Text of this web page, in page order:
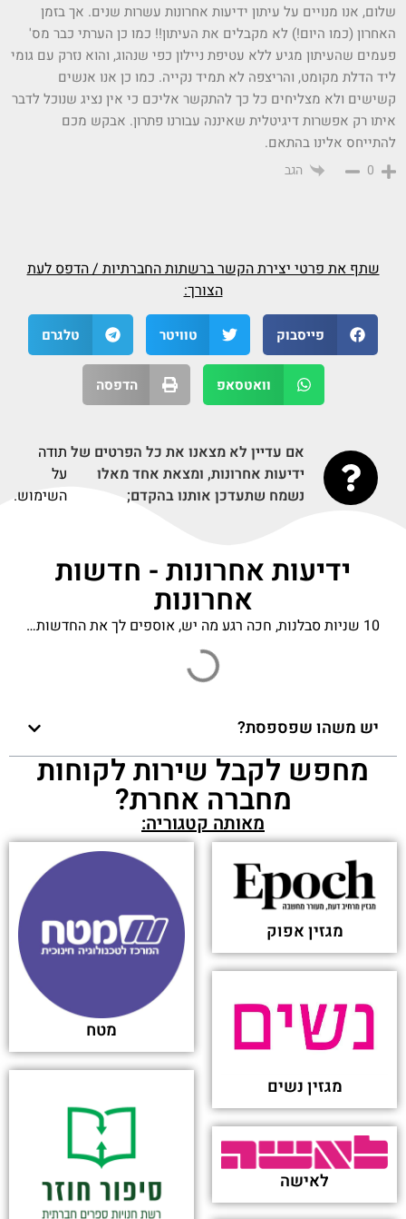
שלום, אנו מנויים על עיתון ידיעות אחרונות עשרות שנים. אך בזמן
האחרון (כמו היום!) לא מקבלים את העיתון!! כמו כן הערתי כבר מס'
פעמים שהעיתון מגיע ללא עטיפת ניילון כפי שנהוג, והוא נזרק עם גומי
ליד הדלת מקומט, והריצפה לא תמיד נקייה. כמו כן אנו אנשים
קשישים ולא מצליחים כל כך להתקשר אליכם כי אין נציג שנוכל לדבר
איתו רק אפשרות דיגיטלית שאיננה עבורנו פתרון. אבקש מכם
להתייחס אלינו בהתאם.
0 הגב
שתף את פרטי יצירת הקשר ברשתות החברתיות / הדפס לעת
הצורך:
פייסבוק טוויטר טלגרם
וואטסאפ הדפסה
אם עדיין לא מצאנו את כל הפרטים של
ידיעות אחרונות, ומצאת אחד מאלו
נשמח שתעדכן אותנו בהקדם;
תודה
על
השימוש.
ידיעות אחרונות - חדשות
אחרונות
10 שניות סבלנות, חכה רגע מה יש, אוספים לך את החדשות…
Turkish spy chief who pressed Hamas:
with Israel - Ynetnews
פורסם בתאריך 12-10-2025
'Gaza is being erased, all of it will be Jewish,'
minister says - Ynetnews
פורסם בתאריך 24-07-2025
Trump’s call to end Netanyahu trial—part of
broader regional strategy? - Ynetnews
פורסם בתאריך 26-06-2025
Herzog: Hostage crisis, internal strife demand
unity over partisan politics - Ynetnews
פורסם בתאריך 01-05-2025
Amir Avivi: 'October 7 was a massive crisis, but
also an opportunity to build true unity in the
nation' - Ynetnews
פורסם בתאריך 09-02-2025
Top 5 News and Magazines Apps on Android in
Israel Q3 2024 - Sensor Tower
פורסם בתאריך 01-11-2024